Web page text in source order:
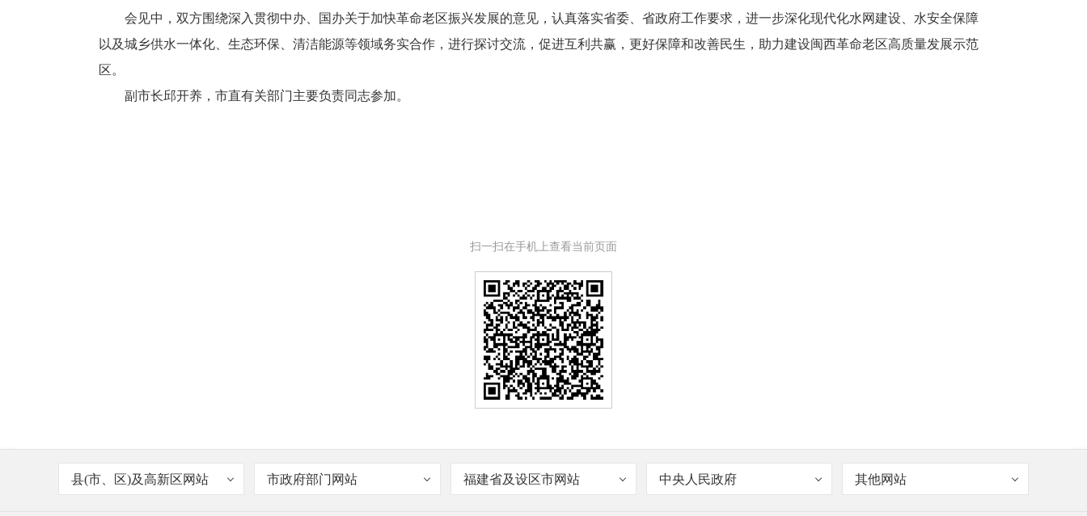
会见中，双方围绕深入贯彻中办、国办关于加快革命老区振兴发展的意见，认真落实省委、省政府工作要求，进一步深化现代化水网建设、水安全保障
以及城乡供水一体化、生态环保、清洁能源等领域务实合作，进行探讨交流，促进互利共赢，更好保障和改善民生，助力建设闽西革命老区高质量发展示范
区。
副市长邱开养，市直有关部门主要负责同志参加。
扫一扫在手机上查看当前页面
县(市、区)及高新区网站 市政府部门网站 福建省及设区市网站 中央人民政府 其他网站